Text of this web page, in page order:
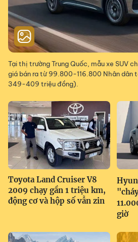
Tại thị trường Trung Quốc, mẫu xe SUV
giá bán ra từ 99.800-116.800 Nhân dân
349-409 triệu đồng).
Toyota Land Cruiser V8
2009 chạy gần 1 triệu km,
động cơ và hộp số vẫn zin
giờ